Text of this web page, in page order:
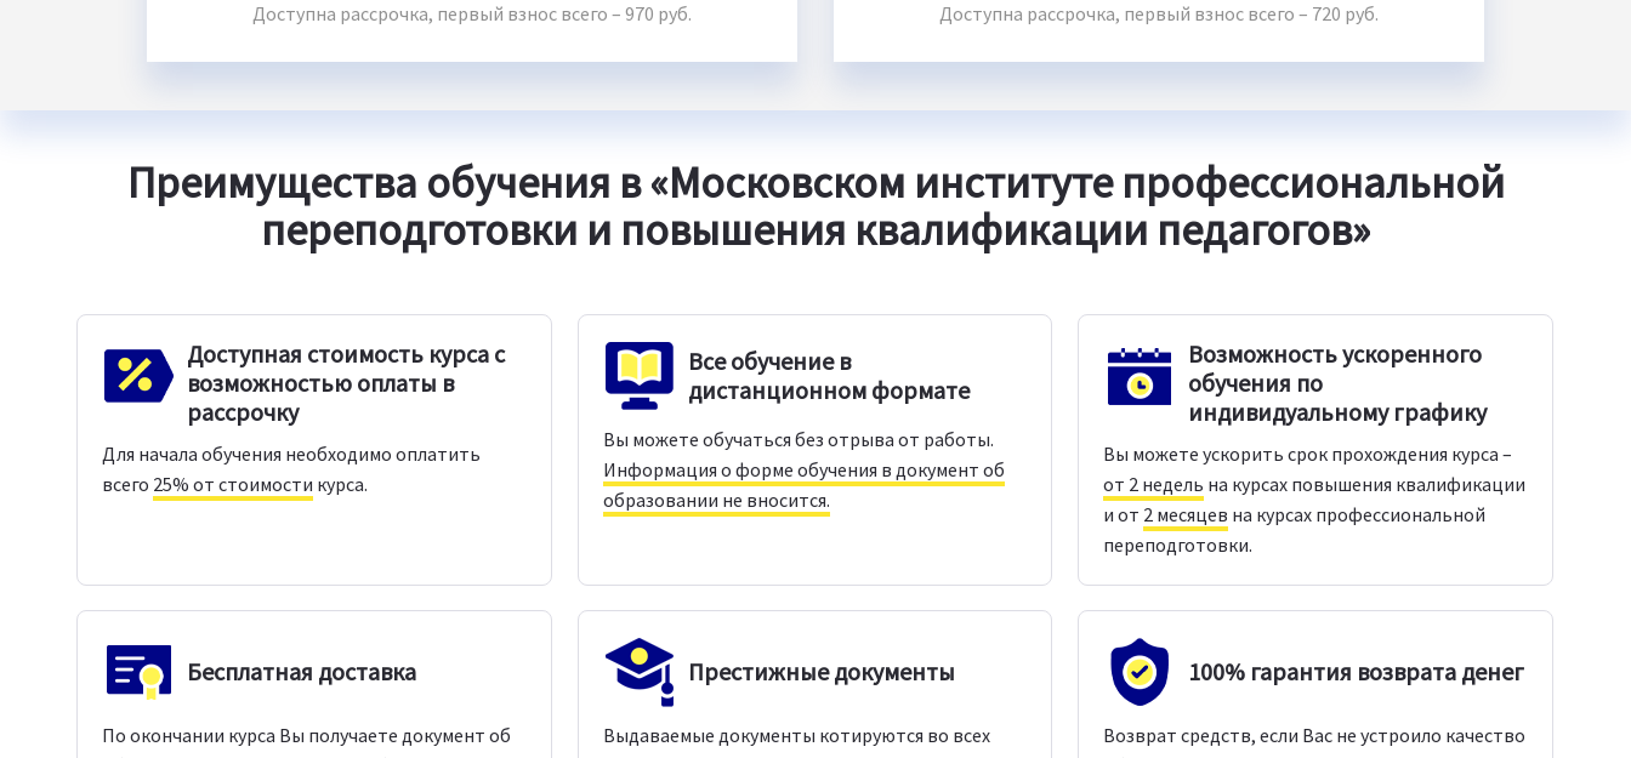
Доступна рассрочка, первый взнос всего – 970 руб. Доступна рассрочка, первый взнос всего – 720 руб.
Преимущества обучения в «Московском институте профессиональной
переподготовки и повышения квалификации педагогов»
Доступная стоимость курса с
возможностью оплаты в
рассрочку
Для начала обучения необходимо оплатить
всего 25% от стоимости курса.
Все обучение в
дистанционном формате
Вы можете обучаться без отрыва от работы.
Информация о форме обучения в документ об
образовании не вносится.
Возможность ускоренного
обучения по
индивидуальному графику
Вы можете ускорить срок прохождения курса –
от 2 недель на курсах повышения квалификации
и от 2 месяцев на курсах профессиональной
переподготовки.
Бесплатная доставка
По окончании курса Вы получаете документ об
Престижные документы
Выдаваемые документы котируются во всех
100% гарантия возврата денег
Возврат средств, если Вас не устроило качество